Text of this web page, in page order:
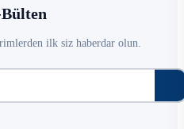
ilk siz haberdar olun.